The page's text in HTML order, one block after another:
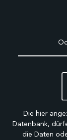
Die hier
Datenbank,
die Daten